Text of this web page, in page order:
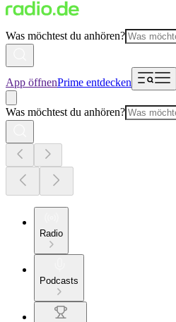
Was möchtest du anhören?
App öffnenPrime entdecken
Was möchtest du anhören?
Radio
Podcasts